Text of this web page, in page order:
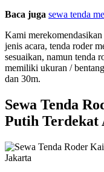
Baca juga sewa tenda
Kami
jenis acara, tenda roder
sesuaikan, namun tenda
memiliki ukuran /
dan 30m.
Sewa Tenda
Putih Terdekat